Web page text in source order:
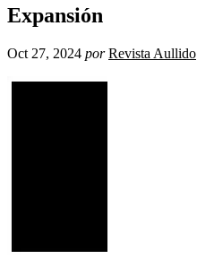
Expansión
Oct 27, 2024 por Revista Aullido